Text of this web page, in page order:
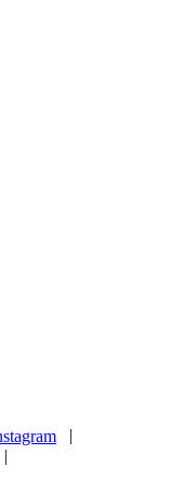
|
|